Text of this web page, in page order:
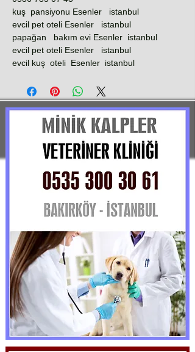
kuş pansiyonu Esenler istanbul
evcil pet oteli Esenler istanbul
papağan bakım evi Esenler istanbul
evcil pet oteli Esenler istanbul
evcil kuş oteli Esenler istanbul